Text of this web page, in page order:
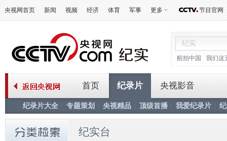
央视网首页 新闻 视频 经济 体育 军事 更多 节目官网
航拍中国 我们这
首页 纪录片
纪录片大全 专题策划 央视精品 顶级首播 我爱纪录片
央视影音
纪实台